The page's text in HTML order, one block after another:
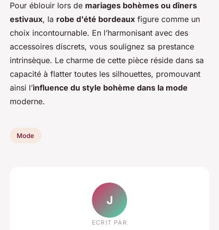
Pour éblouir lors de mariages bohèmes ou dîners
estivaux, la robe d'été bordeaux figure comme un
choix incontournable. En l’harmonisant avec des
accessoires discrets, vous soulignez sa prestance
intrinsèque. Le charme de cette pièce réside dans sa
capacité à flatter toutes les silhouettes, promouvant
ainsi l’influence du style bohème dans la mode
moderne.
Mode
J
ECRIT PAR